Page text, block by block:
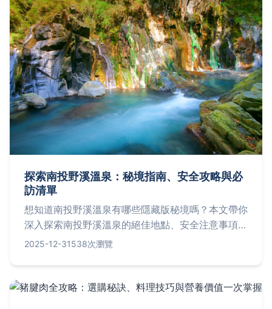
探索南投野溪溫泉：秘境指南、安全攻略與必
訪清單
想知道南投野溪溫泉有哪些隱藏版秘境嗎？本文帶你
深入探索南投野溪溫泉的絕佳地點、安全注意事項、
裝備清單與常見問題，讓你輕鬆規劃一趟難忘的溫泉
2025-12-31538次瀏覽